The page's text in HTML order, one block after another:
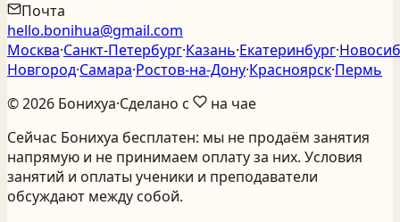
Почта
hello.bonihua@gmail.com
Москва·Санкт‑Петербург·Казань·Екатеринбург·
Новгород·Самара·Ростов‑на‑Дону·Красноярск·Пермь
©2026 Бонихуа·Сделано с
на чае
Сейчас Бонихуа бесплатен: мы не продаём занятия
напрямую и не принимаем оплату за них. Условия
занятий и оплаты ученики и преподаватели
обсуждают между собой.